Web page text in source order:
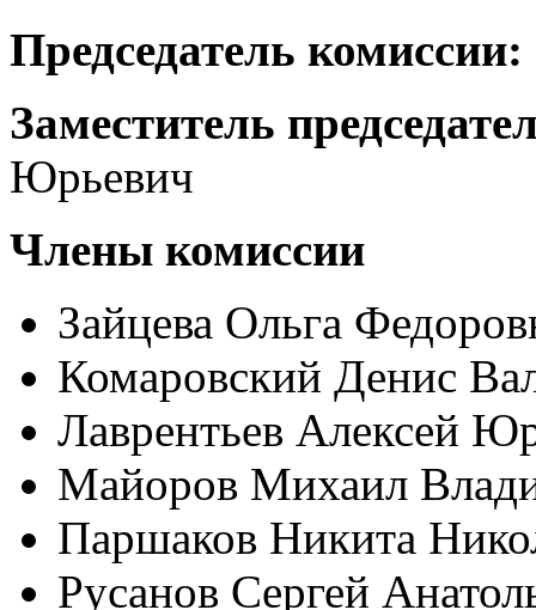
Председатель комиссии:
Заместитель
Юрьевич
Члены комиссии
Зайцева Ольга
Комаровский Денис
Лаврентьев Алексей
Майоров Михаил
Паршаков Никита
Русанов Сергей